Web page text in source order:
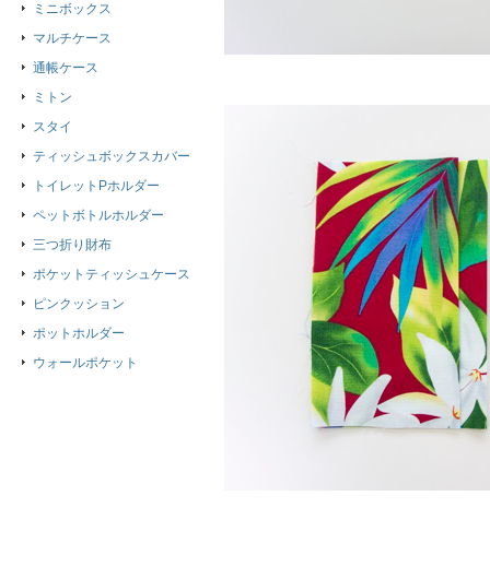
ミニボックス
マルチケース
通帳ケース
ミトン
スタイ
ティッシュボックスカバー
トイレットPホルダー
ペットボトルホルダー
三つ折り財布
ポケットティッシュケース
ピンクッション
ポットホルダー
ウォールポケット